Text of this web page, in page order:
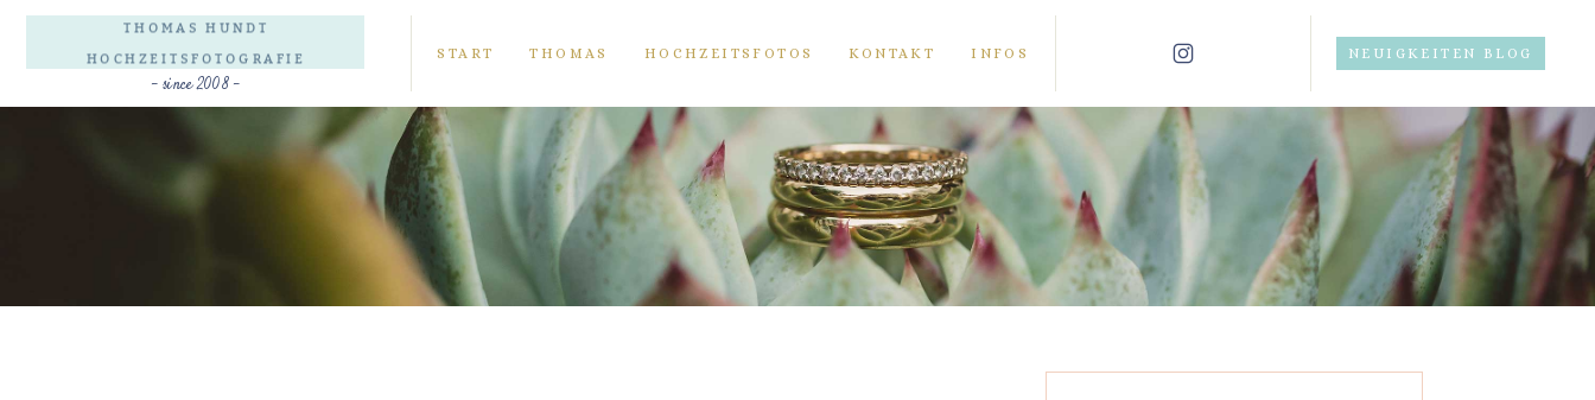
- since 2008 -
THOMAS HUNDT
HOCHZEITSFOTOGRAFIE START THOMAS HOCHZEITSFOTOS KONTAKT INFOS NEUIGKEITEN BLOG